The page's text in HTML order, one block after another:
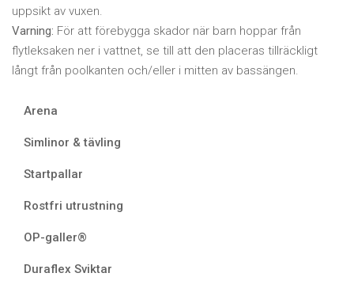
uppsikt av vuxen.
Varning: För att förebygga skador när barn hoppar från
flytleksaken ner i vattnet, se till att den placeras tillräckligt
långt från poolkanten och/eller i mitten av bassängen.
Arena
Simlinor & tävling
Startpallar
Rostfri utrustning
OP-galler®
Duraflex Sviktar